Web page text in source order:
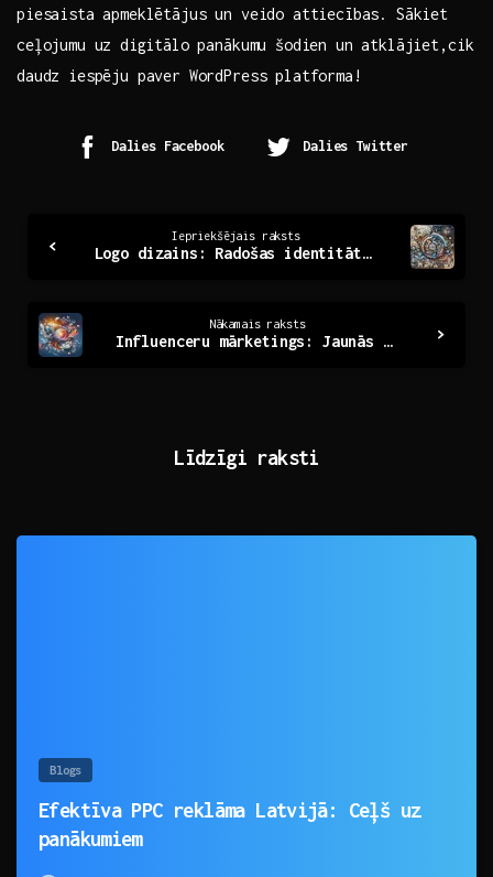
piesaista apmeklētājus un veido attiecības. Sākiet​
ceļojumu uz ⁢digitālo panākumu šodien un atklājiet,cik
daudz iespēju paver WordPress platforma!
Dalies Facebook Dalies Twitter
Reading
Iepriekšējais raksts
Logo dizains: Radošas identitātes veidošana uzņēmumiem
Nākamais raksts
Influenceru mārketings: Jaunās iespējas zīmolu pasaulē
Līdzīgi raksti
Blogs
Efektīva PPC reklāma Latvijā: Ceļš uz
panākumiem